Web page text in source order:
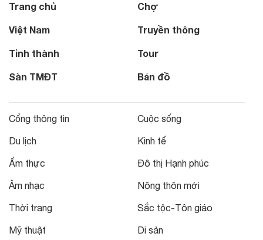
Trang chủ
Việt Nam
Tỉnh thành
Sàn TMĐT
Chợ
Truyền thông
Tour
Bản đồ
Cổng thông tin
Du lịch
Ẩm thực
Âm nhạc
Thời trang
Mỹ thuật
Cuộc sống
Kinh tế
Đô thị Hạnh phúc
Nông thôn mới
Sắc tộc-Tôn giáo
Di sản